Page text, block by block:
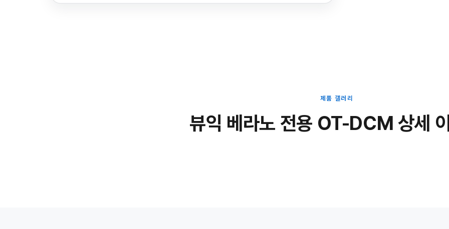
제품 갤러리
뷰익 베라노 전용 OT-DCM 상세